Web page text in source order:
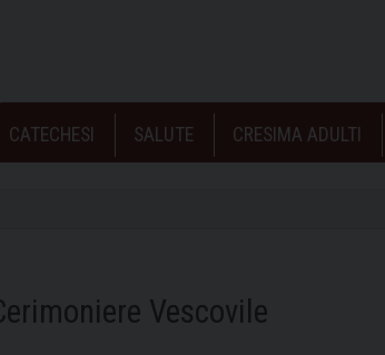
CATECHESI SALUTE CRESIMA ADULTI
Vescovile